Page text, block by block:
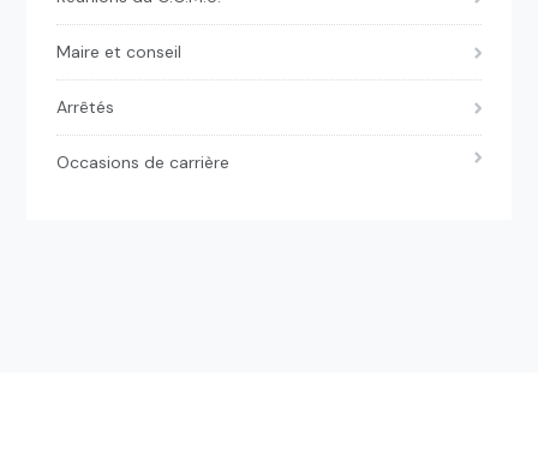
Maire et conseil
Arrêtés
Occasions de carrière